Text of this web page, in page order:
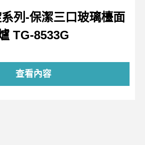
列-保潔三口玻璃檯面
TG-8533G
查看內容